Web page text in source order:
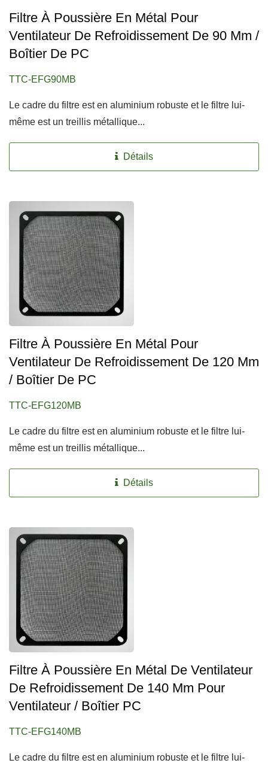
Filtre À Poussière En Métal Pour
Ventilateur De Refroidissement De 90 Mm /
Boîtier De PC
TTC-EFG90MB
Le cadre du filtre est en aluminium robuste et le filtre lui-
même est un treillis métallique...
Détails
Filtre À Poussière En Métal Pour
Ventilateur De Refroidissement De 120 Mm
/ Boîtier De PC
TTC-EFG120MB
Le cadre du filtre est en aluminium robuste et le filtre lui-
même est un treillis métallique...
Détails
Filtre À Poussière En Métal De Ventilateur
De Refroidissement De 140 Mm Pour
Ventilateur / Boîtier PC
TTC-EFG140MB
Le cadre du filtre est en aluminium robuste et le filtre lui-